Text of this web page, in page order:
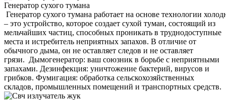
Генератор сухого тумана
Генератор сухого тумана работает на основе технологии
– это устройство, которое создает сухой туман, состоящий из
мельчайших частиц, способных проникать в труднодоступные
места и истребитель неприятных запахов. В отличие от
обычного дыма, он не оставляет следов и не оставляет
грязи. Дымогенератор: ваш союзник в борьбе с неприятными
запахами. Дезинфекция: уничтожение бактерий, вирусов и
грибков. Фумигация: обработка сельскохозяйственных
складов, промышленных помещений и транспортных средств.